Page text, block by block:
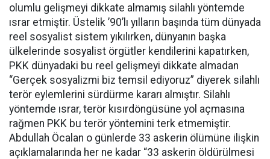
olumlu gelişmeyi dikkate almamış silahlı yöntemde
ısrar etmiştir. Üstelik ’90’lı yılların başında tüm dünyada
reel sosyalist sistem yıkılırken, dünyanın başka
ülkelerinde sosyalist örgütler kendilerini kapatırken,
PKK dünyadaki bu reel gelişmeyi dikkate almadan
“Gerçek sosyalizmi biz temsil ediyoruz” diyerek silahlı
terör eylemlerini sürdürme kararı almıştır. Silahlı
yöntemde ısrar, terör kısırdöngüsüne yol açmasına
rağmen PKK bu terör yöntemini terk etmemiştir.
Abdullah Öcalan o günlerde 33 askerin ölümüne ilişkin
açıklamalarında her ne kadar “33 askerin öldürülmesi